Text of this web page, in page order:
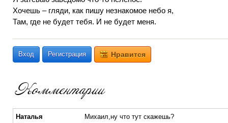
Хочешь – гляди, как пишу незнакомое небо я,
Там, где не будет тебя. И не будет меня.
Вход Регистрация Нравится
Наталья
Михаил,ну что тут скажешь?